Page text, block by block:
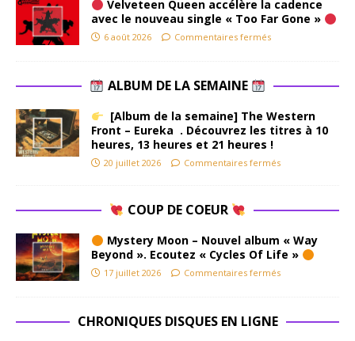
Velveteen Queen accélère la cadence
avec le nouveau single « Too Far Gone »
6 août 2026 Commentaires fermés
ALBUM DE LA SEMAINE
[Album de la semaine] The Western
Front – Eureka . Découvrez les titres à 10
heures, 13 heures et 21 heures !
20 juillet 2026 Commentaires fermés
COUP DE COEUR
Mystery Moon – Nouvel album « Way
Beyond ». Ecoutez « Cycles Of Life »
17 juillet 2026 Commentaires fermés
CHRONIQUES DISQUES EN LIGNE